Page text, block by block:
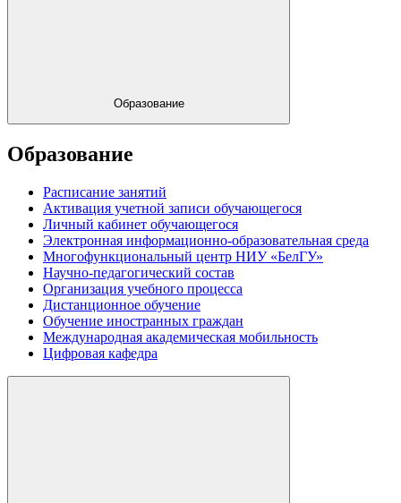
Образование
Образование
Расписание занятий
Активация учетной записи обучающегося
Личный кабинет обучающегося
Электронная информационно-образовательная среда
Многофункциональный центр НИУ «БелГУ»
Научно-педагогический состав
Организация учебного процесса
Дистанционное обучение
Обучение иностранных граждан
Международная академическая мобильность
Цифровая кафедра